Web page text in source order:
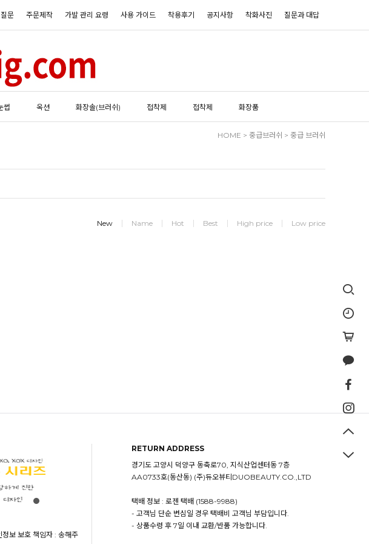
문 주문제작 가발 관리 요령 사용 가이드 착용후기 공지사항 착화사진 질문과 대답
썹 옥션 화장솔(브러쉬) 접착제 접착제 화장품
HOME > 중급브러쉬 > 중급 브러쉬
New Name Hot Best High price Low price
정보 보호 책임자 : 송해주
RETURN ADDRESS
경기도 고양시 덕양구 동축로70, 지식산업센터동 7층
AA0733호(동산동) (주)듀오뷰티DUOBEAUTY.CO.,LTD
택배 정보 : 로젠 택배 (1588-9988)
- 고객님 단순 변심일 경우 택배비 고객님 부담입니다.
- 상품수령 후 7일 이내 교환/반품 가능합니다.